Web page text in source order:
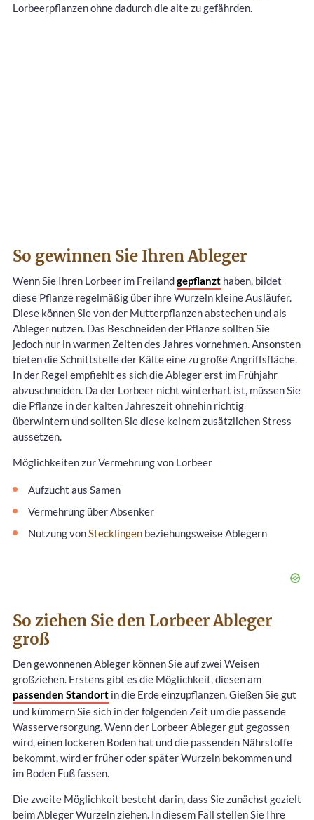
Lorbeerpflanzen ohne dadurch die alte zu gefährden.
So gewinnen Sie Ihren Ableger
Wenn Sie Ihren Lorbeer im Freilandgepflanzt haben, bildet
diese Pflanze regelmäßig über ihre Wurzeln kleine Ausläufer.
Diese können Sie von der Mutterpflanzen abstechen und als
Ableger nutzen. Das Beschneiden der Pflanze sollten Sie
jedoch nur in warmen Zeiten des Jahres vornehmen. Ansonsten
bieten die Schnittstelle der Kälte eine zu große Angriffsfläche.
In der Regel empfiehlt es sich die Ableger erst im Frühjahr
abzuschneiden. Da der Lorbeer nicht winterhart ist, müssen Sie
die Pflanze in der kalten Jahreszeit ohnehin richtig
überwintern und sollten Sie diese keinem zusätzlichen Stress
aussetzen.
Möglichkeiten zur Vermehrung von Lorbeer
Aufzucht aus Samen
Vermehrung über Absenker
Nutzung vonStecklingen beziehungsweise Ablegern
So ziehen Sie den Lorbeer Ableger
groß
Den gewonnenen Ableger können Sie auf zwei Weisen
großziehen. Erstens gibt es die Möglichkeit, diesen am
passenden Standort in die Erde einzupflanzen. Gießen Sie gut
und kümmern Sie sich in der folgenden Zeit um die passende
Wasserversorgung. Wenn der Lorbeer Ableger gut gegossen
wird, einen lockeren Boden hat und die passenden Nährstoffe
bekommt, wird er früher oder später Wurzeln bekommen und
im Boden Fuß fassen.
Die zweite Möglichkeit besteht darin, dass Sie zunächst gezielt
beim Ableger Wurzeln ziehen. In diesem Fall stellen Sie Ihre